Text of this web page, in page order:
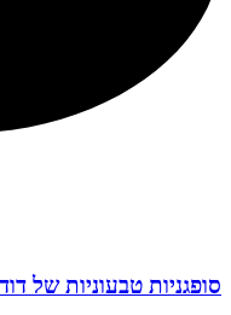
סופגניות טבעוניות של